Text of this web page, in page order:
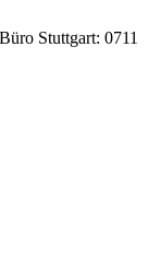
Stuttgart: 0711